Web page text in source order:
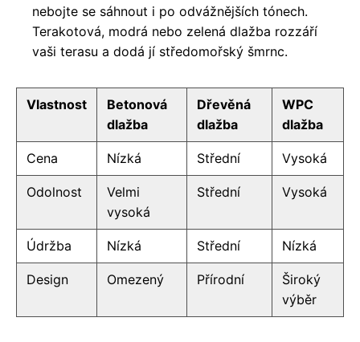
nebojte se sáhnout i po odvážnějších tónech.
Terakotová, modrá nebo zelená dlažba rozzáří
vaši terasu a dodá jí středomořský šmrnc.
Vlastnost
Betonová
dlažba
Dřevěná
dlažba
WPC
dlažba
Cena Nízká Střední Vysoká
Odolnost
Velmi
vysoká
Střední Vysoká
Údržba Nízká Střední Nízká
Design Omezený Přírodní
Široký
výběr